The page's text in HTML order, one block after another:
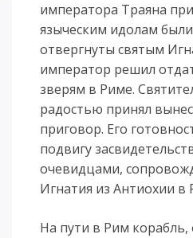
императора Траяна
языческим идолам
отвергнуты святым
император решил
зверям в Риме.
радостью принял
приговор. Его
подвигу
очевидцами,
Игнатия из Антиохии в
На пути в Рим